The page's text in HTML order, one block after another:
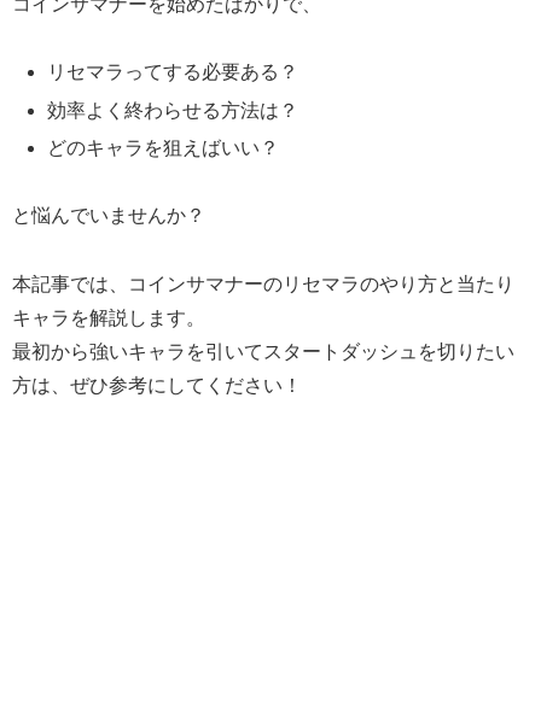
リセマラってする必要ある？
効率よく終わらせる方法は？
どのキャラを狙えばいい？
と悩んでいませんか？
本記事では、コインサマナーのリセマラのやり方と当たり
キャラを解説します。
最初から強いキャラを引いてスタートダッシュを切りたい
方は、ぜひ参考にしてください！